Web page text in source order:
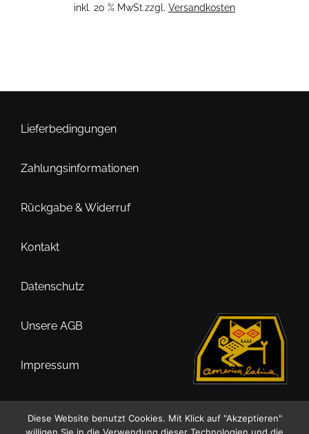
inkl. 20 % MwSt.zzgl. Versandkosten
Lieferbedingungen
Zahlungsinformationen
Rückgabe & Widerruf
Kontakt
Datenschutz
Unsere AGB
Impressum
Diese Website benutzt Cookies. Mit Klick auf "Akzeptieren"